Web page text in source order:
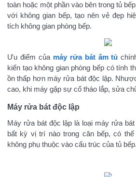
toàn hoặc một phần vào bên trong tủ
với không gian bếp, tạo nên vẻ đẹp
tích không gian phòng bếp.
Ưu điểm của máy rửa bát âm tủ
kiến tạo không gian phòng bếp có tính
ồn thấp hơn máy rửa bát độc lập.
cao, khi máy gặp sự cố tháo lắp, sửa
Máy rửa bát độc lập
Máy rửa bát độc lập là loại máy rửa
bất kỳ vị trí nào trong căn bếp, có
không phụ thuộc vào cấu trúc của tủ bếp.